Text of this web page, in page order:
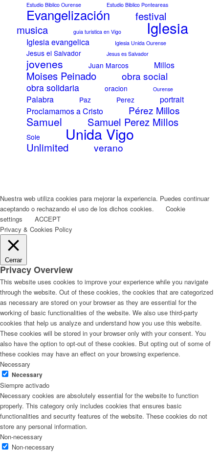
Estudio Biblico Ourense Estudio Biblico Ponteareas
Evangelización
festival
musica
guia turistica en Vigo Iglesia
Iglesia evangelica Iglesia Unida Ourense
Jesus el Salvador Jesus es Salvador
jovenes Juan Marcos Millos
Moises Peinado obra social
obra solidaria oracion Ourense
Palabra Paz Perez
portrait
Proclamamos a Cristo
Pérez Millos
Samuel Samuel Perez Millos
Sole Unida Vigo
Unlimited verano
Nuestra web utiliza cookies para mejorar la experiencia. Puedes continuar
aceptando o rechazando el uso de los dichos cookies.
Cookie
settings
ACCEPT
Privacy & Cookies Policy
Cerrar
Privacy Overview
This website uses cookies to improve your experience while you navigate
through the website. Out of these cookies, the cookies that are categorized
as necessary are stored on your browser as they are essential for the
working of basic functionalities of the website. We also use third-party
cookies that help us analyze and understand how you use this website.
These cookies will be stored in your browser only with your consent. You
also have the option to opt-out of these cookies. But opting out of some of
these cookies may have an effect on your browsing experience.
Necessary
Necessary
Siempre activado
Necessary cookies are absolutely essential for the website to function
properly. This category only includes cookies that ensures basic
functionalities and security features of the website. These cookies do not
store any personal information.
Non-necessary
Non-necessary